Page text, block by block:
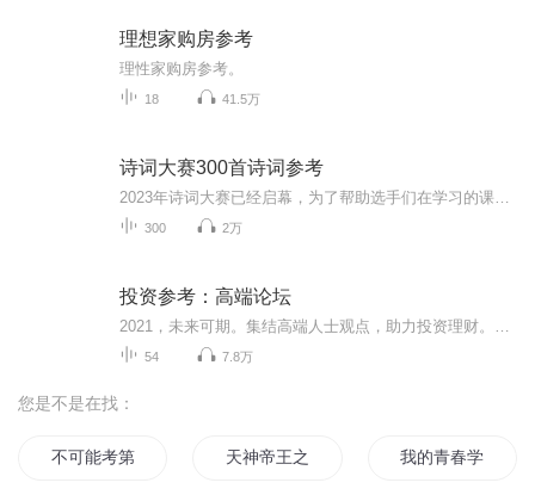
理想家购房参考
理性家购房参考。
18 41.5万
诗词大赛300首诗词参考
300 2万
投资参考：高端论坛
54 7.8万
您是不是在找：
不可能考第一 天神帝王之九考 我的青春学大考